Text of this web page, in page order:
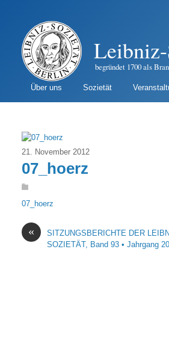
begründet 1700 als
Über uns Sozietät
21. November 2012
07_hoerz
07_hoerz
«
SITZUNGSBERICHTE DER
SOZIETÄT, Band 93 • Jahrgang